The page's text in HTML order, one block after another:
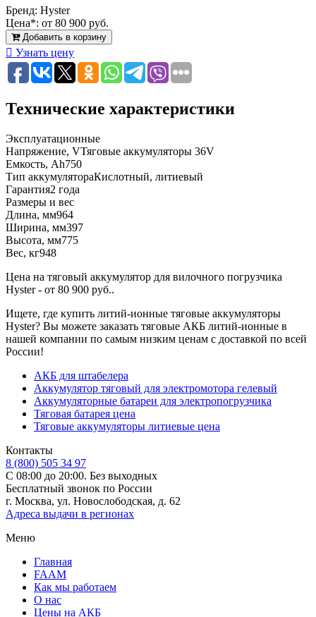
Бренд: Hyster
Цена*: от 80 900 руб.
Добавить в корзину
Узнать цену
Технические характеристики
Эксплуатационные
Напряжение, VТяговые аккумуляторы 36V
Емкость, Ah750
Тип аккумулятораКислотный, литиевый
Гарантия2 года
Размеры и вес
Длина, мм964
Ширина, мм397
Высота, мм775
Вес, кг948
Цена на тяговый аккумулятор для вилочного погрузчика
Hyster - от 80 900 руб..
Ищете, где купить литий-ионные тяговые аккумуляторы
Hyster? Вы можете заказать тяговые АКБ литий-ионные в
нашей компании по самым низким ценам с доставкой по всей
России!
АКБ для штабелера
Аккумулятор тяговый для электромотора гелевый
Аккумуляторные батареи для электропогрузчика
Тяговая батарея цена
Тяговые аккумуляторы литиевые цена
Контакты
8 (800) 505 34 97
С 08:00 до 20:00. Без выходных
Бесплатный звонок по России
г. Москва, ул. Новослободская, д. 62
Адреса выдачи в регионах
Меню
Главная
FAAM
Как мы работаем
О нас
Цены на АКБ